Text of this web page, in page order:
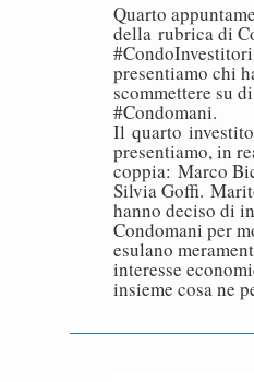
Quarto
della rubrica di
presentiamo chi
scommettere su
#Condomani.
Il quarto
presentiamo, in
coppia: Marco
Silvia Goffi.
hanno deciso di
Condomani per
esulano
interesse
insieme cosa ne